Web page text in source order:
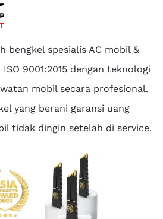
bengkel spesialis AC mobil &
9001:2015 dengan teknologi
mobil secara profesional.
yang berani garansi uang
tidak dingin setelah di service.